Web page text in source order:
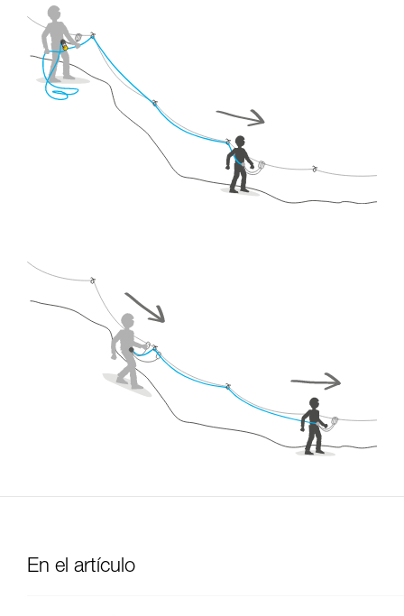
En el artículo